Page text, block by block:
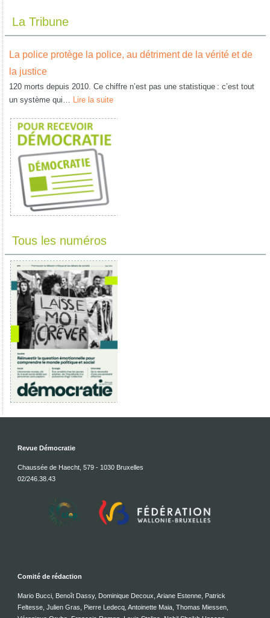
La Tribune
La police protège la police, au détriment de la vérité et de
la justice
120 morts depuis 2010. Ce chiffre n’est pas une statistique : c’est tout
un système qui… Lire la suite
Tous les numéros
Revue Démocratie
Chaussée de Haecht, 579 - 1030 Bruxelles
02/246.38.43
Comité de rédaction
Mario Bucci, Benoît Dassy, Dominique Decoux, Ariane Estenne, Patrick
Feltesse, Julien Gras, Pierre Ledecq, Antoinette Maia, Thomas Miessen,